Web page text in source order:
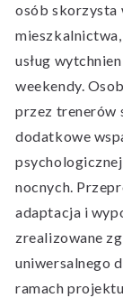
osób skorzysta
usług
weekendy.
przez trenerów
dodatkowe
nocnych.
adaptacja i
zrealizowane
uniwersalnego
ramach